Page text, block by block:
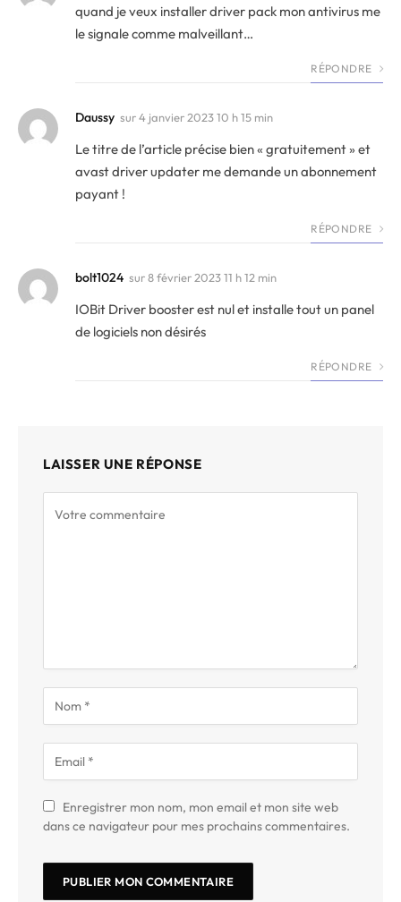
quand je veux installer driver pack mon antivirus me
le signale comme malveillant…
RÉPONDRE
Daussy sur4 janvier 2023 10 h 15 min
Le titre de l’article précise bien « gratuitement » et
avast driver updater me demande un abonnement
payant !
RÉPONDRE
bolt1024 sur8 février 2023 11 h 12 min
IOBit Driver booster est nul et installe tout un panel
de logiciels non désirés
RÉPONDRE
LAISSER UNE RÉPONSE
Enregistrer mon nom, mon email et mon site web
dans ce navigateur pour mes prochains commentaires.